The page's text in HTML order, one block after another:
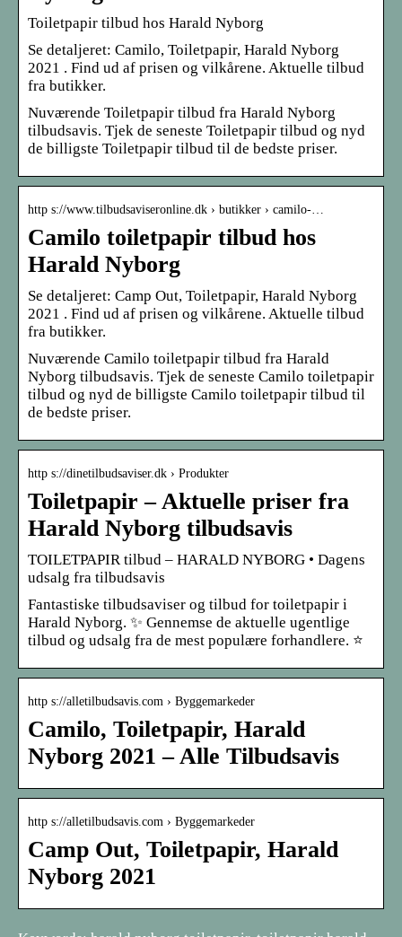
Toiletpapir tilbud hos Harald Nyborg
Se detaljeret: Camilo, Toiletpapir, Harald Nyborg
2021 . Find ud af prisen og vilkårene. Aktuelle tilbud
fra butikker.
Nuværende Toiletpapir tilbud fra Harald Nyborg
tilbudsavis. Tjek de seneste Toiletpapir tilbud og nyd
de billigste Toiletpapir tilbud til de bedste priser.
http s://www.tilbudsaviseronline.dk › butikker › camilo-…
Camilo toiletpapir tilbud hos
Harald Nyborg
Se detaljeret: Camp Out, Toiletpapir, Harald Nyborg
2021 . Find ud af prisen og vilkårene. Aktuelle tilbud
fra butikker.
Nuværende Camilo toiletpapir tilbud fra Harald
Nyborg tilbudsavis. Tjek de seneste Camilo toiletpapir
tilbud og nyd de billigste Camilo toiletpapir tilbud til
de bedste priser.
http s://dinetilbudsaviser.dk › Produkter
Toiletpapir – Aktuelle priser fra
Harald Nyborg tilbudsavis
TOILETPAPIR tilbud – HARALD NYBORG • Dagens
udsalg fra tilbudsavis
Fantastiske tilbudsaviser og tilbud for toiletpapir i
Harald Nyborg. ✨ Gennemse de aktuelle ugentlige
tilbud og udsalg fra de mest populære forhandlere. ⭐
http s://alletilbudsavis.com › Byggemarkeder
Camilo, Toiletpapir, Harald
Nyborg 2021 – Alle Tilbudsavis
http s://alletilbudsavis.com › Byggemarkeder
Camp Out, Toiletpapir, Harald
Nyborg 2021